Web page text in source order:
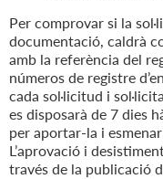
Per comprovar si la
documentació, caldrà
amb la referència del
números de registre
cada sol·licitud i
es disposarà de 7 dies
per aportar-la i
L’aprovació i
través de la publicació